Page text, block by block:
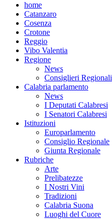
home
Catanzaro
Cosenza
Crotone
Reggio
Vibo Valentia
Regione
News
Consiglieri Regionali
Calabria parlamento
News
I Deputati Calabresi
I Senatori Calabresi
Istituzioni
Europarlamento
Consiglio Regionale
Giunta Regionale
Rubriche
Arte
Prelibatezze
I Nostri Vini
Tradizioni
Calabria Suona
Luoghi del Cuore